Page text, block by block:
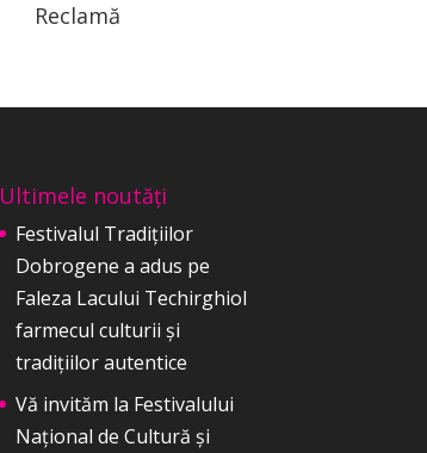
Reclamă
Ultimele noutăți
Festivalul Tradițiilor
Dobrogene a adus pe
Faleza Lacului Techirghiol
farmecul culturii și
tradițiilor autentice
Vă invităm la Festivalului
Național de Cultură și